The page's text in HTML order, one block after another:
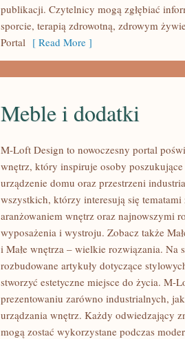
publikacji. Czytelnicy mogą zgłębiać
sporcie, terapią zdrowotną, zdrowym
Portal [ Read More ]
Meble i dodatki
M-Loft Design to nowoczesny portal
wnętrz, który inspiruje osoby
urządzenie domu oraz przestrzeni
wszystkich, którzy interesują się
aranżowaniem wnętrz oraz najnowszymi
wyposażenia i wystroju. Zobacz także
i Małe wnętrza – wielkie rozwiązania. Na
rozbudowane artykuły dotyczące
stworzyć estetyczne miejsce do życia. M-
prezentowaniu zarówno industrialnych,
urządzania wnętrz. Każdy odwiedzający
mogą zostać wykorzystane podczas